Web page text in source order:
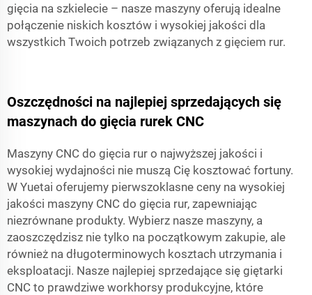
gięcia na szkielecie – nasze maszyny oferują idealne
połączenie niskich kosztów i wysokiej jakości dla
wszystkich Twoich potrzeb związanych z gięciem rur.
Oszczędności na najlepiej sprzedających się
maszynach do gięcia rurek CNC
Maszyny CNC do gięcia rur o najwyższej jakości i
wysokiej wydajności nie muszą Cię kosztować fortuny.
W Yuetai oferujemy pierwszoklasne ceny na wysokiej
jakości maszyny CNC do gięcia rur, zapewniając
niezrównane produkty. Wybierz nasze maszyny, a
zaoszczędzisz nie tylko na początkowym zakupie, ale
również na długoterminowych kosztach utrzymania i
eksploatacji. Nasze najlepiej sprzedające się giętarki
CNC to prawdziwe workhorsy produkcyjne, które